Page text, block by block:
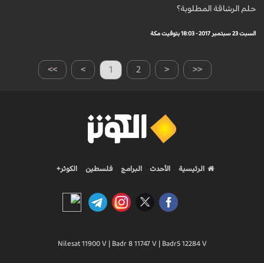
حلم الرشاقة المطلوبة؟
السبت 23 سبتمبر 2017 - 18:03 بتوقيت مكة
>> > 1 2 < <<
الرئيسية الأحدث البرامج فلسطين الكوثر+
Nilesat 11900 V | Badr 8 11747 V | Badr5 12284 V